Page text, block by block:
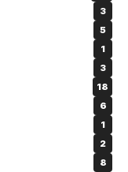
3
5
1
3
18
6
1
2
8